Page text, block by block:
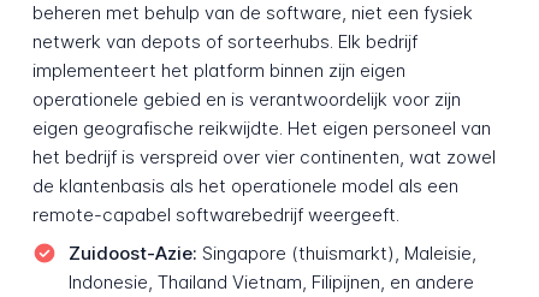
beheren met behulp van de software, niet een fysiek
netwerk van depots of sorteerhubs. Elk bedrijf
implementeert het platform binnen zijn eigen
operationele gebied en is verantwoordelijk voor zijn
eigen geografische reikwijdte. Het eigen personeel van
het bedrijf is verspreid over vier continenten, wat zowel
de klantenbasis als het operationele model als een
remote-capabel softwarebedrijf weergeeft.
Zuidoost-Azie: Singapore (thuismarkt), Maleisie,
Indonesie, Thailand Vietnam, Filipijnen, en andere